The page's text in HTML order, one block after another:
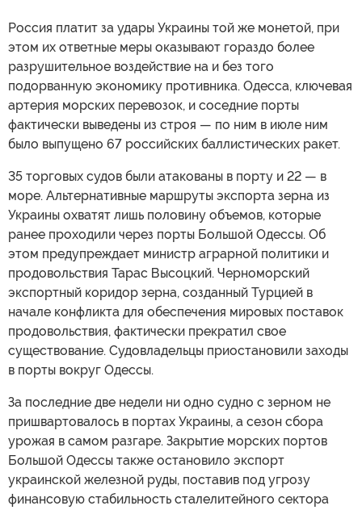
Россия платит за удары Украины той же монетой, при
этом их ответные меры оказывают гораздо более
разрушительное воздействие на и без того
подорванную экономику противника. Одесса, ключевая
артерия морских перевозок, и соседние порты
фактически выведены из строя — по ним в июле ним
было выпущено 67 российских баллистических ракет.
35 торговых судов были атакованы в порту и 22 — в
море. Альтернативные маршруты экспорта зерна из
Украины охватят лишь половину объемов, которые
ранее проходили через порты Большой Одессы. Об
этом предупреждает министр аграрной политики и
продовольствия Тарас Высоцкий. Черноморский
экспортный коридор зерна, созданный Турцией в
начале конфликта для обеспечения мировых поставок
продовольствия, фактически прекратил свое
существование. Судовладельцы приостановили заходы
в порты вокруг Одессы.
За последние две недели ни одно судно с зерном не
пришвартовалось в портах Украины, а сезон сбора
урожая в самом разгаре. Закрытие морских портов
Большой Одессы также остановило экспорт
украинской железной руды, поставив под угрозу
финансовую стабильность сталелитейного сектора